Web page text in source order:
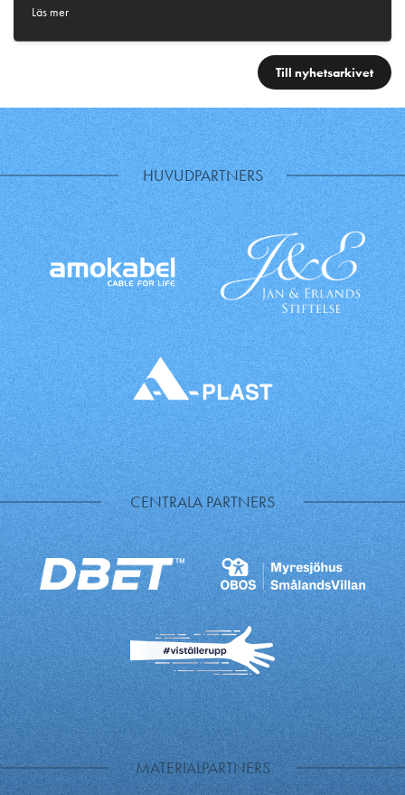
Läs mer
Till nyhetsarkivet
HUVUDPARTNERS
CENTRALA PARTNERS
MATERIALPARTNERS